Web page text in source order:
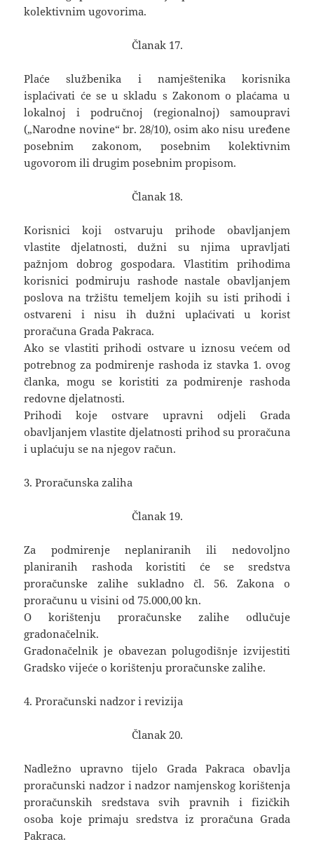
kolektivnim ugovorima.
Članak 17.
Plaće službenika i namještenika korisnika
isplaćivati će se u skladu s Zakonom o plaćama u
lokalnoj i područnoj (regionalnoj) samoupravi
(„Narodne novine“ br. 28/10), osim ako nisu uređene
posebnim zakonom, posebnim kolektivnim
ugovorom ili drugim posebnim propisom.
Članak 18.
Korisnici koji ostvaruju prihode obavljanjem
vlastite djelatnosti, dužni su njima upravljati
pažnjom dobrog gospodara. Vlastitim prihodima
korisnici podmiruju rashode nastale obavljanjem
poslova na tržištu temeljem kojih su isti prihodi i
ostvareni i nisu ih dužni uplaćivati u korist
proračuna Grada Pakraca.
Ako se vlastiti prihodi ostvare u iznosu većem od
potrebnog za podmirenje rashoda iz stavka 1. ovog
članka, mogu se koristiti za podmirenje rashoda
redovne djelatnosti.
Prihodi koje ostvare upravni odjeli Grada
obavljanjem vlastite djelatnosti prihod su proračuna
i uplaćuju se na njegov račun.
3. Proračunska zaliha
Članak 19.
Za podmirenje neplaniranih ili nedovoljno
planiranih rashoda koristiti će se sredstva
proračunske zalihe sukladno čl. 56. Zakona o
proračunu u visini od 75.000,00 kn.
O korištenju proračunske zalihe odlučuje
gradonačelnik.
Gradonačelnik je obavezan polugodišnje izvijestiti
Gradsko vijeće o korištenju proračunske zalihe.
4. Proračunski nadzor i revizija
Članak 20.
Nadležno upravno tijelo Grada Pakraca obavlja
proračunski nadzor i nadzor namjenskog korištenja
proračunskih sredstava svih pravnih i fizičkih
osoba koje primaju sredstva iz proračuna Grada
Pakraca.